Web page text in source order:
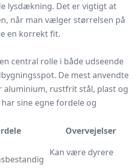
lysdækning. Det er vigtigt at
når man vælger størrelsen på
en korrekt fit.
central rolle i både udseende
De mest anvendte
aluminium, rustfrit stål, plast og
sine egne fordele og
Overvejelser
Kan være dyrere